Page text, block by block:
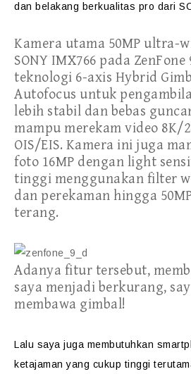
dan belakang berkualitas pro dari
Kamera utama 50MP ultra-
SONY IMX766 pada
teknologi 6-axis Hybrid
Autofocus untuk
lebih stabil dan bebas
mampu merekam video 8K/
OIS/EIS. Kamera ini juga
foto 16MP dengan light
tinggi menggunakan filter
dan perekaman hingga
terang.
Adanya fitur tersebut,
saya menjadi berkurang,
membawa gimbal!
Lalu saya juga membutuhkan
ketajaman yang cukup tinggi